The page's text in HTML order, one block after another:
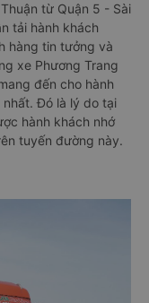
từ Quận 5 - Sài
tải hành khách
hàng tin tưởng và
xe Phương Trang
đến cho hành
Đó là lý do tại
hành khách nhớ
tuyến đường này.